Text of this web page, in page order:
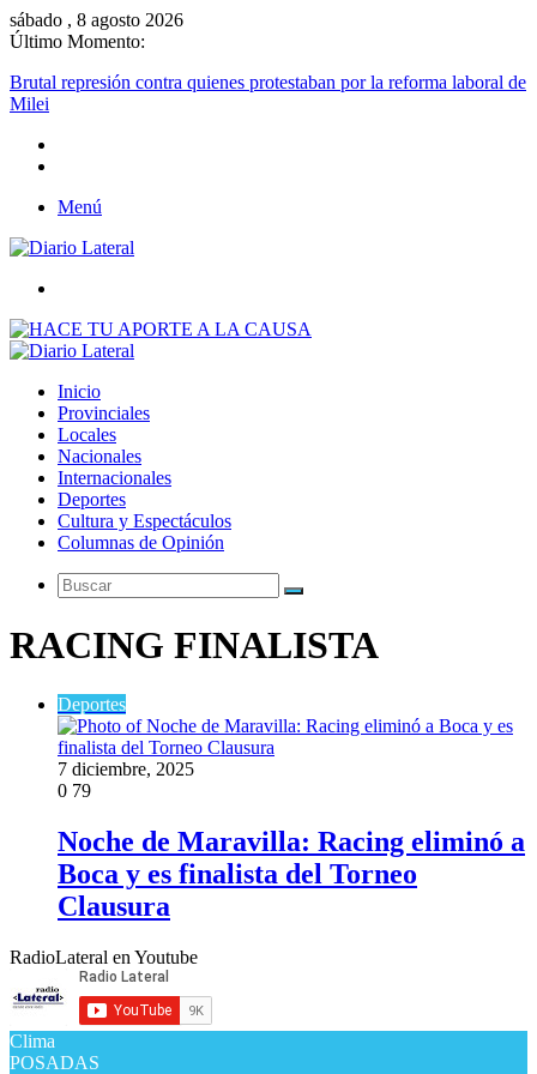
sábado , 8 agosto 2026
Último Momento:
Brutal represión contra quienes protestaban por la reforma laboral de
Milei
Menú
Inicio
Provinciales
Locales
Nacionales
Internacionales
Deportes
Cultura y Espectáculos
Columnas de Opinión
Buscar
RACING FINALISTA
Deportes
7 diciembre, 2025
0 79
Noche de Maravilla: Racing eliminó a
Boca y es finalista del Torneo
Clausura
RadioLateral en Youtube
Clima
POSADAS